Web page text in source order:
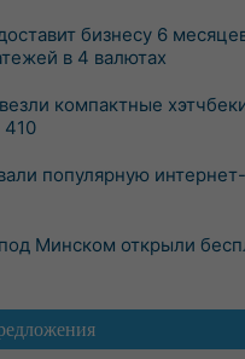
бизнесу 6
в 4 валютах
компактные
410
популярную
Минском открыли